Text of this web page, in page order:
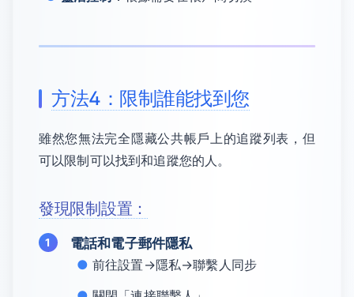
方法4：限制誰能找到您
雖然您無法完全隱藏公共帳戶上的追蹤列表，但
可以限制可以找到和追蹤您的人。
發現限制設置：
電話和電子郵件隱私
前往設置→隱私→聯繫人同步